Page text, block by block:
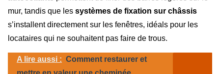
mur, tandis que les systèmes de fixation sur châssis
s’installent directement sur les fenêtres, idéals pour les
locataires qui ne souhaitent pas faire de trous.
A lire aussi : Comment restaurer et